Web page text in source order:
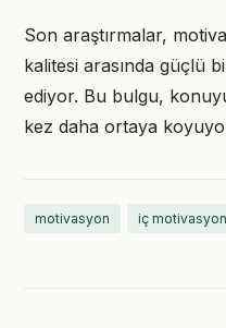
Son araştırmalar,
kalitesi arasında güçlü
ediyor. Bu bulgu,
kez daha ortaya
motivasyon iç motivasyon